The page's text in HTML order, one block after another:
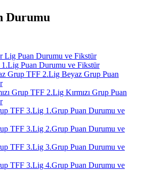
Durumu
Lig Puan Durumu ve Fikstür
Puan Durumu ve Fikstür
TFF 2.Lig Beyaz Grup Puan
TFF 2.Lig Kırmızı Grup Puan
TFF 3.Lig 1.Grup Puan Durumu ve
TFF 3.Lig 2.Grup Puan Durumu ve
TFF 3.Lig 3.Grup Puan Durumu ve
TFF 3.Lig 4.Grup Puan Durumu ve